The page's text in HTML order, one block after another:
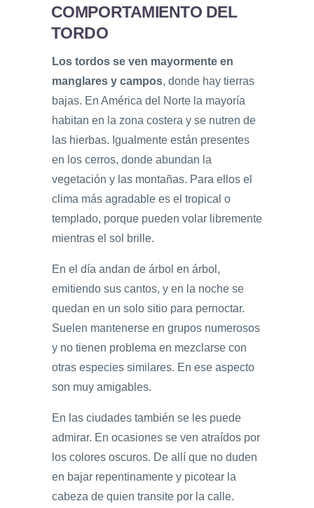
COMPORTAMIENTO DEL
TORDO
Los tordos se ven mayormente en
manglares y campos, donde hay tierras
bajas. En América del Norte la mayoría
habitan en la zona costera y se nutren de
las hierbas. Igualmente están presentes
en los cerros, donde abundan la
vegetación y las montañas. Para ellos el
clima más agradable es el tropical o
templado, porque pueden volar libremente
mientras el sol brille.
En el día andan de árbol en árbol,
emitiendo sus cantos, y en la noche se
quedan en un solo sitio para pernoctar.
Suelen mantenerse en grupos numerosos
y no tienen problema en mezclarse con
otras especies similares. En ese aspecto
son muy amigables.
En las ciudades también se les puede
admirar. En ocasiones se ven atraídos por
los colores oscuros. De allí que no duden
en bajar repentinamente y picotear la
cabeza de quien transite por la calle.